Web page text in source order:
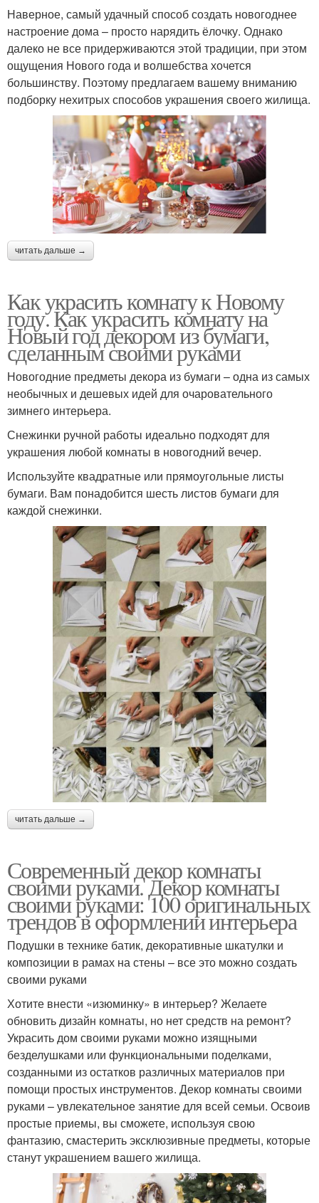
Наверное, самый удачный способ создать новогоднее
настроение дома – просто нарядить ёлочку. Однако
далеко не все придерживаются этой традиции, при этом
ощущения Нового года и волшебства хочется
большинству. Поэтому предлагаем вашему вниманию
подборку нехитрых способов украшения своего жилища.
читать дальше →
Как украсить комнату к Новому
году. Как украсить комнату на
Новый год декором из бумаги,
сделанным своими руками
Новогодние предметы декора из бумаги – одна из самых
необычных и дешевых идей для очаровательного
зимнего интерьера.
Снежинки ручной работы идеально подходят для
украшения любой комнаты в новогодний вечер.
Используйте квадратные или прямоугольные листы
бумаги. Вам понадобится шесть листов бумаги для
каждой снежинки.
читать дальше →
Современный декор комнаты
своими руками. Декор комнаты
своими руками: 100 оригинальных
трендов в оформлении интерьера
Подушки в технике батик, декоративные шкатулки и
композиции в рамах на стены – все это можно создать
своими руками
Хотите внести «изюминку» в интерьер? Желаете
обновить дизайн комнаты, но нет средств на ремонт?
Украсить дом своими руками можно изящными
безделушками или функциональными поделками,
созданными из остатков различных материалов при
помощи простых инструментов. Декор комнаты своими
руками – увлекательное занятие для всей семьи. Освоив
простые приемы, вы сможете, используя свою
фантазию, смастерить эксклюзивные предметы, которые
станут украшением вашего жилища.